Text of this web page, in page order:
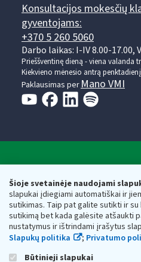
Šioje svetainėje naudojami
slapukai įdiegiami automatiškai ir
sutikimas. Taip pat galite sutikti ir su
sutikimą bet kada galėsite atšaukti
nustatymus ir ištrindami įrašytus
Slapukų politika
; Privatumo
Būtinieji slapukai
Konsultacijos mokesčių
gyventojams:
+370 5 260 5060
Darbo laikas: I-IV 8.00-17.00,
Prieššventinę dieną - viena valanda
Kiekvieno mėnesio antrą penktadienį
Paklausimas per Mano VMI
Respublikos finansų
Biudžetinė įstaiga. Juridinio asmens
adresas: Vasario 16-osios g. 14,
vmi@vmi.lt, E. pristatymo dėžutės
Duomenys apie Valstybinę
Respublikos finansų ministerijos